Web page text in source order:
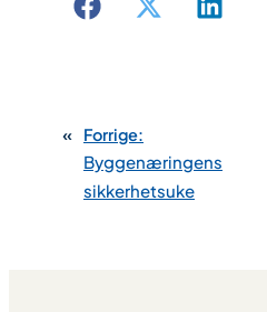
« Forrige:
Byggenæringens
sikkerhetsuke